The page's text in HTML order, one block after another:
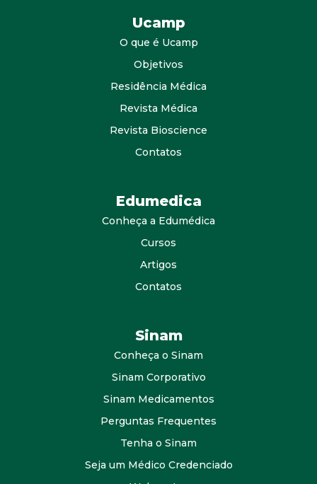
Ucamp
O que é Ucamp
Objetivos
Residência Médica
Revista Médica
Revista Bioscience
Contatos
Edumedica
Conheça a Edumédica
Cursos
Artigos
Contatos
Sinam
Conheça o Sinam
Sinam Corporativo
Sinam Medicamentos
Perguntas Frequentes
Tenha o Sinam
Seja um Médico Credenciado